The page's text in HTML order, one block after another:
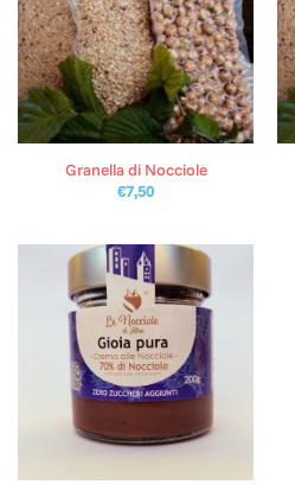
Granella di Nocciole
€7,50